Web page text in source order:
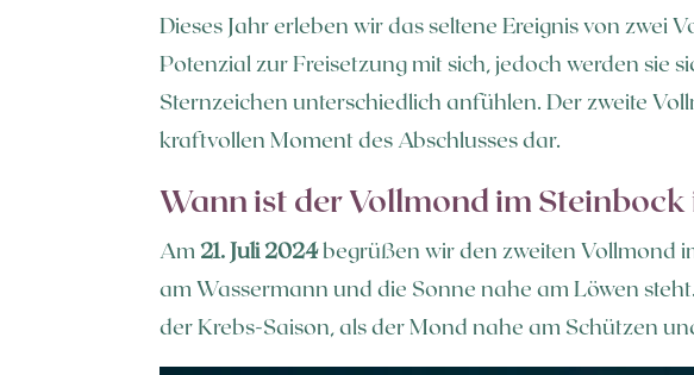
Dieses Jahr erleben wir das seltene Ereignis von zwei
Potenzial zur Freisetzung mit sich, jedoch werden sie
Sternzeichen unterschiedlich anfühlen. Der zweite
kraftvollen Moment des Abschlusses dar.
Wann ist der Vollmond im Steinbock
Am21. Juli 2024begrüßen wir den zweiten Vollmond
am Wassermann und die Sonne nahe am Löwen
der Krebs-Saison, als der Mond nahe am Schützen